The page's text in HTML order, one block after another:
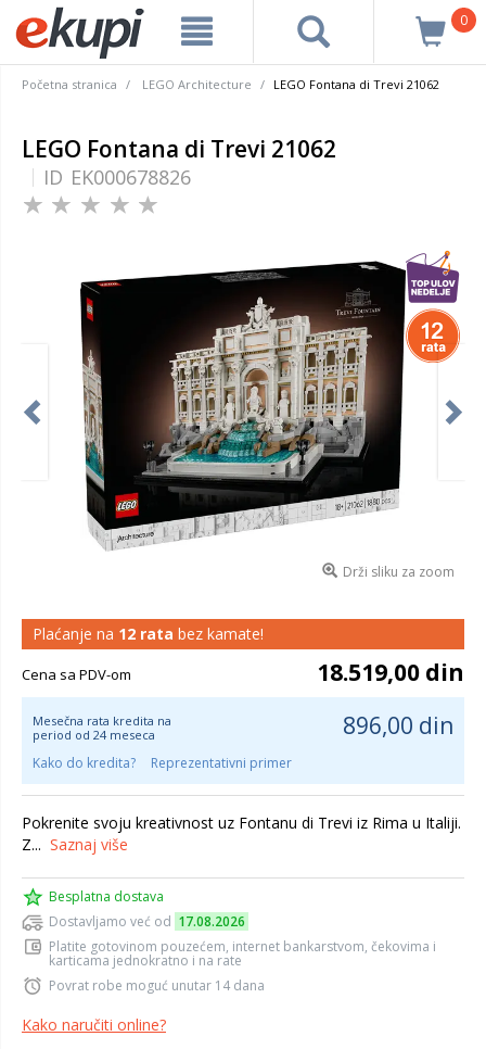
0
Početna stranica LEGO Architecture LEGO Fontana di Trevi 21062
LEGO Fontana di Trevi 21062
ID EK000678826
Drži sliku za zoom
Plaćanje na 12 rata bez kamate!
Cena sa PDV-om 18.519,00 din
Mesečna rata kredita na
period od 24 meseca
896,00 din
Kako do kredita? Reprezentativni primer
Pokrenite svoju kreativnost uz Fontanu di Trevi iz Rima u Italiji.
Z... Saznaj više
Besplatna dostava
Dostavljamo već od 17.08.2026
Platite gotovinom pouzećem, internet bankarstvom, čekovima i
karticama jednokratno i na rate
Povrat robe moguć unutar 14 dana
Kako naručiti online?